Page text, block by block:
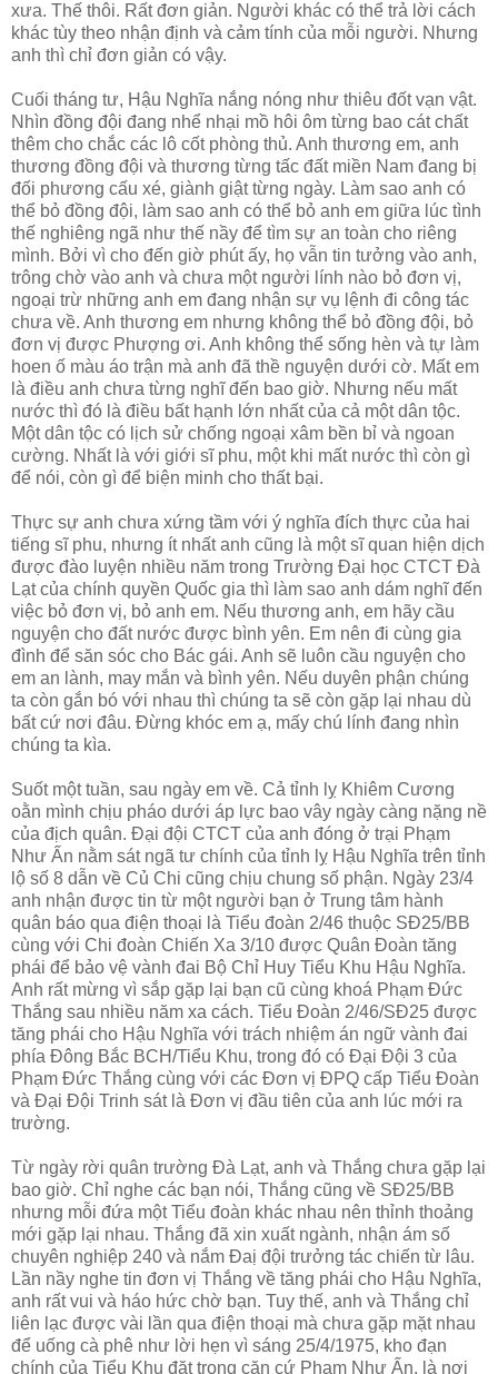
xưa. Thế thôi. Rất đơn giản. Người khác có thể trả lời cách
khác tùy theo nhận định và cảm tính của mỗi người. Nhưng
anh thì chỉ đơn giản có vậy.
Cuối tháng tư, Hậu Nghĩa nắng nóng như thiêu đốt vạn vật.
Nhìn đồng đội đang nhể nhại mồ hôi ôm từng bao cát chất
thêm cho chắc các lô cốt phòng thủ. Anh thương em, anh
thương đồng đội và thương từng tấc đất miền Nam đang bị
đối phương cấu xé, giành giật từng ngày. Làm sao anh có
thể bỏ đồng đội, làm sao anh có thể bỏ anh em giữa lúc tình
thế nghiêng ngã như thế nầy để tìm sự an toàn cho riêng
mình. Bởi vì cho đến giờ phút ấy, họ vẫn tin tưởng vào anh,
trông chờ vào anh và chưa một người lính nào bỏ đơn vị,
ngoại trừ những anh em đang nhận sự vụ lệnh đi công tác
chưa về. Anh thương em nhưng không thể bỏ đồng đội, bỏ
đơn vị được Phượng ơi. Anh không thể sống hèn và tự làm
hoen ố màu áo trận mà anh đã thề nguyện dưới cờ. Mất em
là điều anh chưa từng nghĩ đến bao giờ. Nhưng nếu mất
nước thì đó là điều bất hạnh lớn nhất của cả một dân tộc.
Một dân tộc có lịch sử chống ngoại xâm bền bỉ và ngoan
cường. Nhất là với giới sĩ phu, một khi mất nước thì còn gì
để nói, còn gì để biện minh cho thất bại.
Thực sự anh chưa xứng tầm với ý nghĩa đích thực của hai
tiếng sĩ phu, nhưng ít nhất anh cũng là một sĩ quan hiện dịch
được đào luyện nhiều năm trong Trường Đại học CTCT Đà
Lạt của chính quyền Quốc gia thì làm sao anh dám nghĩ đến
việc bỏ đơn vị, bỏ anh em. Nếu thương anh, em hãy cầu
nguyện cho đất nước được bình yên. Em nên đi cùng gia
đình để săn sóc cho Bác gái. Anh sẽ luôn cầu nguyện cho
em an lành, may mắn và bình yên. Nếu duyên phận chúng
ta còn gắn bó với nhau thì chúng ta sẽ còn gặp lại nhau dù
bất cứ nơi đâu. Đừng khóc em ạ, mấy chú lính đang nhìn
chúng ta kìa.
Suốt một tuần, sau ngày em về. Cả tỉnh lỵ Khiêm Cương
oằn mình chịu pháo dưới áp lực bao vây ngày càng nặng nề
của địch quân. Đại đội CTCT của anh đóng ở trại Phạm
Như Ấn nằm sát ngã tư chính của tỉnh lỵ Hậu Nghĩa trên tỉnh
lộ số 8 dẫn về Củ Chi cũng chịu chung số phận. Ngày 23/4
anh nhận được tin từ một người bạn ở Trung tâm hành
quân báo qua điện thoại là Tiểu đoàn 2/46 thuộc SĐ25/BB
cùng với Chi đoàn Chiến Xa 3/10 được Quân Đoàn tăng
phái để bảo vệ vành đai Bộ Chỉ Huy Tiểu Khu Hậu Nghĩa.
Anh rất mừng vì sắp gặp lại bạn cũ cùng khoá Phạm Đức
Thắng sau nhiều năm xa cách. Tiểu Đoàn 2/46/SĐ25 được
tăng phái cho Hậu Nghĩa với trách nhiệm án ngữ vành đai
phía Đông Bắc BCH/Tiểu Khu, trong đó có Đại Đội 3 của
Phạm Đức Thắng cùng với các Đơn vị ĐPQ cấp Tiểu Đoàn
và Đại Đội Trinh sát là Đơn vị đầu tiên của anh lúc mới ra
trường.
Từ ngày rời quân trường Đà Lạt, anh và Thắng chưa gặp lại
bao giờ. Chỉ nghe các bạn nói, Thắng cũng về SĐ25/BB
nhưng mỗi đứa một Tiểu đoàn khác nhau nên thỉnh thoảng
mới gặp lại nhau. Thắng đã xin xuất ngành, nhận ám số
chuyên nghiệp 240 và nắm Đaị đội trưởng tác chiến từ lâu.
Lần nầy nghe tin đơn vị Thắng về tăng phái cho Hậu Nghĩa,
anh rất vui và háo hức chờ bạn. Tuy thế, anh và Thắng chỉ
liên lạc được vài lần qua điện thoại mà chưa gặp mặt nhau
để uống cà phê như lời hẹn vì sáng 25/4/1975, kho đạn
chính của Tiểu Khu đặt trong căn cứ Phạm Như Ấn, là nơi